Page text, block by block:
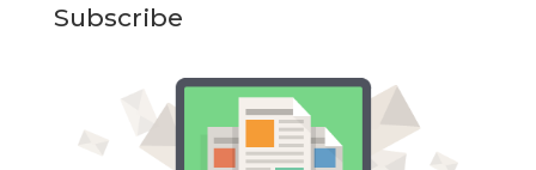
Subscribe